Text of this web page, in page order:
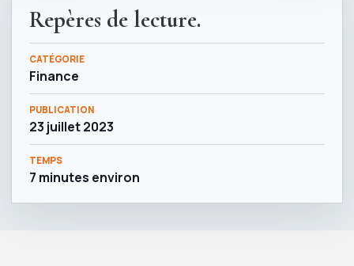
Repères de lecture.
CATÉGORIE
Finance
PUBLICATION
23 juillet 2023
TEMPS
7 minutes environ